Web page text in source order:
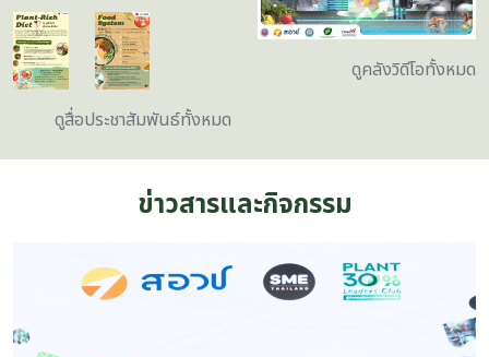
ดูสื่อประชาสัมพันธ์ทั้งหมด
ดูคลังวิดีโอทั้งหมด
ข่าวสารและกิจกรรม